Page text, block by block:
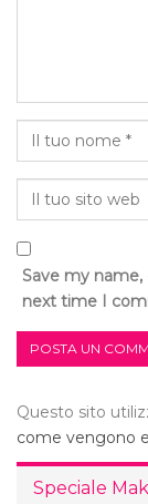
Save my
next time I
Questo sito
come vengono
Speciale